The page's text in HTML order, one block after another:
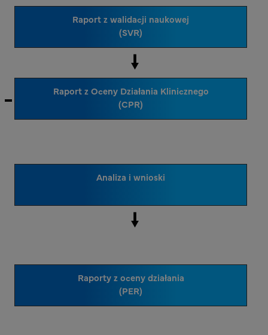
Raport z walidacji naukowej
(SVR)
Raport z Oceny Działania Klinicznego
(CPR)
Analiza i wnioski
Raporty z oceny działania
(PER)